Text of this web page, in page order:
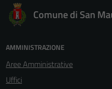
Comune di San
AMMINISTRAZIONE
Aree Amministrative
Uffici